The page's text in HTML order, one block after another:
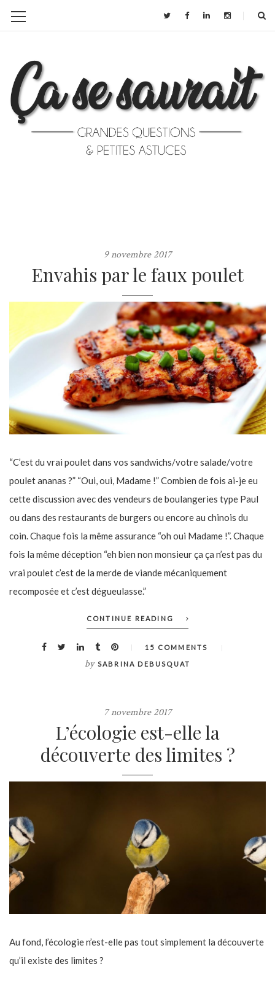
9 novembre 2017
Envahis par le faux poulet
“C’est du vrai poulet dans vos sandwichs/votre salade/votre
poulet ananas ?” “Oui, oui, Madame !” Combien de fois ai-je eu
cette discussion avec des vendeurs de boulangeries type Paul
ou dans des restaurants de burgers ou encore au chinois du
coin. Chaque fois la même assurance “oh oui Madame !”. Chaque
fois la même déception “eh bien non monsieur ça ça n’est pas du
vrai poulet c’est de la merde de viande mécaniquement
recomposée et c’est dégueulasse.”
CONTINUE READING
15 COMMENTS
by SABRINA DEBUSQUAT
7 novembre 2017
L’écologie est-elle la
découverte des limites ?
Au fond, l’écologie n’est-elle pas tout simplement la découverte
qu’il existe des limites ?